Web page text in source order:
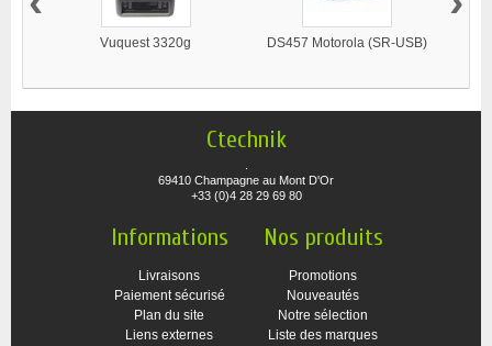
Vuquest 3320g DS457 Motorola (SR-USB)
Ctechnik
69410 Champagne au Mont D'Or
+33 (0)4 28 29 69 80
Informations
Livraisons
Paiement sécurisé
Plan du site
Liens externes
Nos produits
Promotions
Nouveautés
Notre sélection
Liste des marques